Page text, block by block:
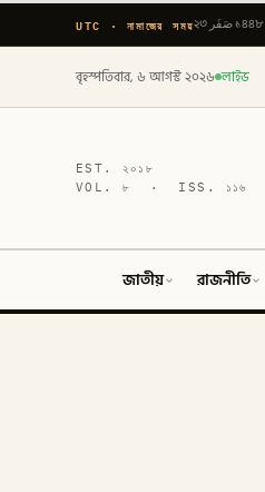
UTC · নামাজের সময় ২৩ صَفَر ১৪৪৮
বৃহস্পতিবার, ৬ আগস্ট ২০২৬ লাইভ
EST.২০১৮
VOL.৮ · ISS. ১১৬
জাতীয় রাজনীতি